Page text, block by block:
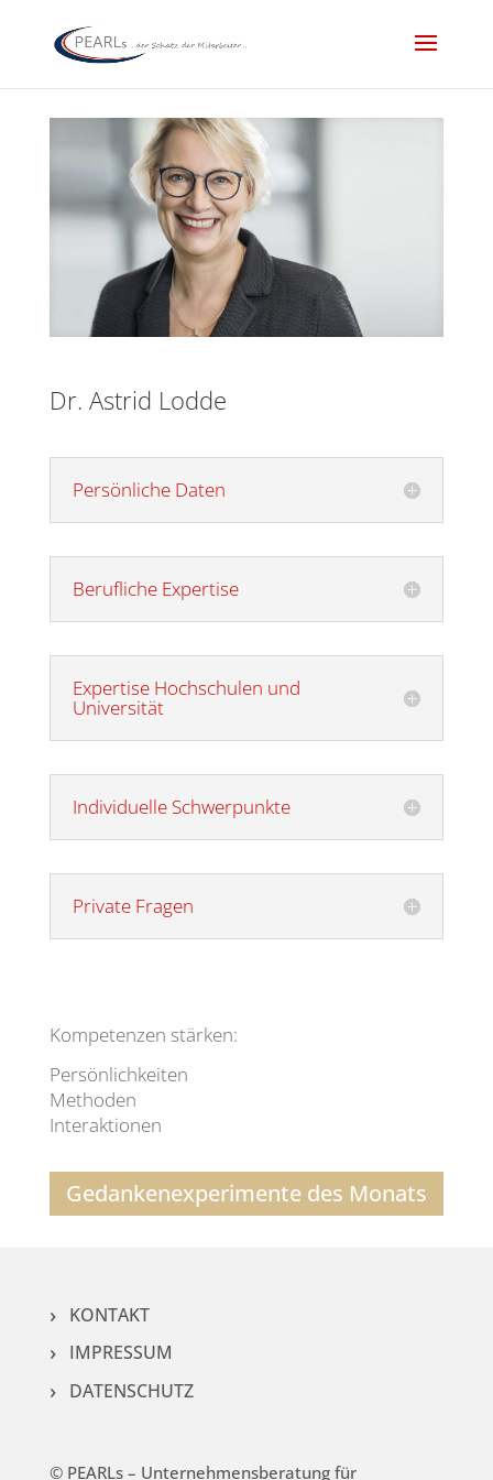
Dr. Astrid Lodde
Persönliche Daten
Berufliche Expertise
Expertise Hochschulen und
Universität
Individuelle Schwerpunkte
Private Fragen
Kompetenzen stärken:
Persönlichkeiten
Methoden
Interaktionen
Gedanken­experimente des Monats
KONTAKT
IMPRESSUM
DATENSCHUTZ
© PEARLs – Unternehmensberatung für